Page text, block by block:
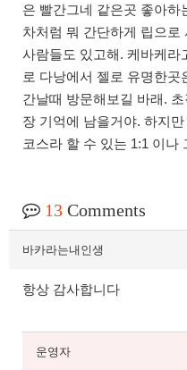
은 빨간그네 같은곳 좋아하
차처럼 뭐 간단하게 립으로
사람들도 있고해. 케바케라
로 다낭에서 젤로 유명한곳
간날때 방문해보길 바래.
장 기억에 남을거야. 하지
코스라 할 수 있는 1:1 이나
13 Comments
바카라는내인생
항상 감사합니다
운영자